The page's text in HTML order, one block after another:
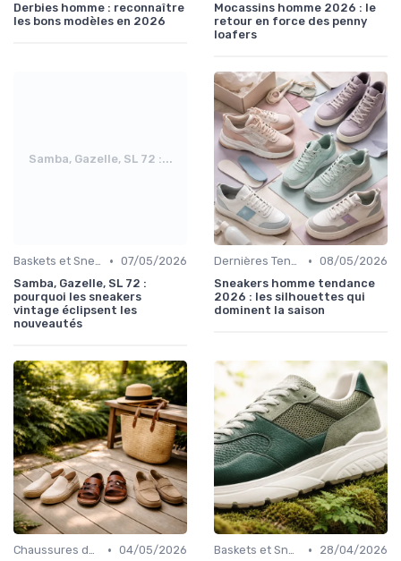
Derbies homme : reconnaître
les bons modèles en 2026
Mocassins homme 2026 : le
retour en force des penny
loafers
Samba, Gazelle, SL 72 :...
Baskets et Sneakers • 07/05/2026
Samba, Gazelle, SL 72 :
pourquoi les sneakers
vintage éclipsent les
nouveautés
Dernières Tendances • 08/05/2026
Sneakers homme tendance
2026 : les silhouettes qui
dominent la saison
Chaussures de Ville • 04/05/2026
Baskets et Sneakers •
28/04/2026